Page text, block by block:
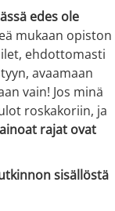
edes ole
mukaan opiston
ehdottomasti
avaamaan
vain! Jos minä
roskakoriin, ja
rajat ovat
sisällöstä